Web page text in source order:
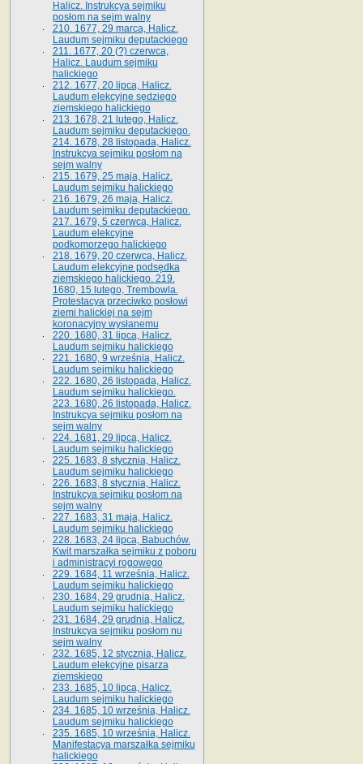
Halicz. Instrukcya sejmiku
posłom na sejm walny
210. 1677, 29 marca, Halicz.
Laudum sejmiku deputackiego
211. 1677, 20 (?) czerwca,
Halicz. Laudum sejmiku
halickiego
212. 1677, 20 lipca, Halicz.
Laudum elekcyjne sędziego
ziemskiego halickiego
213. 1678, 21 lutego, Halicz.
Laudum sejmiku deputackiego.
214. 1678, 28 listopada, Halicz.
Instrukcya sejmiku posłom na
sejm walny
215. 1679, 25 maja, Halicz.
Laudum sejmiku halickiego
216. 1679, 26 maja, Halicz.
Laudum sejmiku deputackiego.
217. 1679, 5 czerwca, Halicz.
Laudum elekcyjne
podkomorzego halickiego
218. 1679, 20 czerwca, Halicz.
Laudum elekcyjne podsędka
ziemskiego halickiego. 219.
1680, 15 lutego, Trembowla.
Protestacya przeciwko posłowi
ziemi halickiej na sejm
koronacyjny wysłanemu
220. 1680, 31 lipca, Halicz.
Laudum sejmiku halickiego
221. 1680, 9 września, Halicz.
Laudum sejmiku halickiego
222. 1680, 26 listopada, Halicz.
Laudum sejmiku halickiego.
223. 1680, 26 listopada, Halicz.
Instrukcya sejmiku posłom na
sejm walny
224. 1681, 29 lipca, Halicz.
Laudum sejmiku halickiego
225. 1683, 8 stycznia, Halicz.
Laudum sejmiku halickiego
226. 1683, 8 stycznia, Halicz.
Instrukcya sejmiku posłom na
sejm walny
227. 1683, 31 maja, Halicz.
Laudum sejmiku halickiego
228. 1683, 24 lipca, Babuchów.
Kwit marszałka sejmiku z poboru
i administracyi rogowego
229. 1684, 11 września, Halicz.
Laudum sejmiku halickiego
230. 1684, 29 grudnia, Halicz.
Laudum sejmiku halickiego
231. 1684, 29 grudnia, Halicz.
Instrukcya sejmiku posłom nu
sejm walny
232. 1685, 12 stycznia, Halicz.
Laudum elekcyjne pisarza
ziemskiego
233. 1685, 10 lipca, Halicz.
Laudum sejmiku halickiego
234. 1685, 10 września, Halicz.
Laudum sejmiku halickiego
235. 1685, 10 września, Halicz.
Manifestacya marszałka sejmiku
halickiego